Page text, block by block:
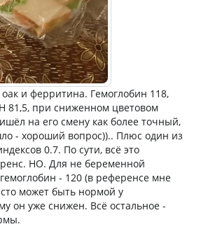
и ферритина. Гемоглобин 118,
81,5, при сниженном цветовом
на его смену как более точный,
- хороший вопрос)).. Плюс один из
0.7. По сути, всё это
НО. Для не беременной
- 120 (в референсе мне
может быть нормой у
он уже снижен. Всё остальное -